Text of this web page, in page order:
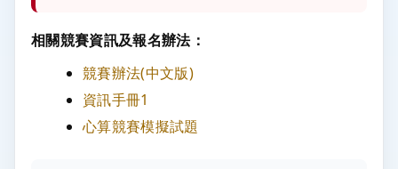
相關競賽資訊及報名辦法：
競賽辦法(中文版)
資訊手冊1
心算競賽模擬試題